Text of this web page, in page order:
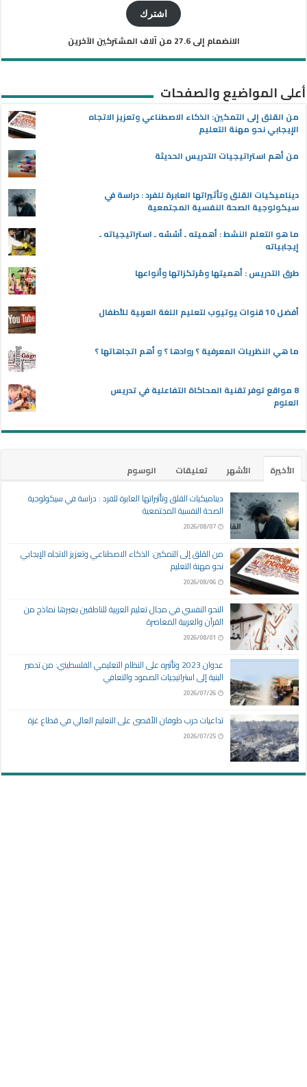
اشترك
الانضمام إلى 27.6 من آلاف المشتركين الآخرين
أعلى المواضيع والصفحات
من القلق إلى التمكين: الذكاء الاصطناعي وتعزيز الاتجاه
الإيجابي نحو مهنة التعليم
من أهم استراتيجيات التدريس الحديثة
ديناميكيات القلق وتأثيراتها العابرة للفرد : دراسة في
سيكولوجية الصحة النفسية المجتمعية
ما هو التعلم النشط : أهميته ـ أسُسُه ـ استراتيجياته ـ
إيجابياته
طرق التدريس : أهميتها ومُرتكزاتها وأنواعها
أفضل 10 قنوات يوتيوب لتعليم اللغة العربية للأطفال
ما هي النظريات المعرفية ؟ روادها ؟ و أهم اتجاهاتها ؟
8 مواقع توفر تقنية المحاكاة التفاعلية في تدريس
العلوم
الأخيرة الأشهر تعليقات
الوسوم
ديناميكيات القلق وتأثيراتها العابرة للفرد : دراسة في سيكولوجية
الصحة النفسية المجتمعية
2026/08/07
من القلق إلى التمكين: الذكاء الاصطناعي وتعزيز الاتجاه الإيجابي
نحو مهنة التعليم
2026/08/06
النحو النفسي في مجال تعليم العربية للناطقين بغيرها نماذج من
القرآن والعربية المعاصرة
2026/08/01
عدوان 2023 وتأثيره على النظام التعليمي الفلسطيني: من تدمير
البنية إلى استراتيجيات الصمود والتعافي
2026/07/26
تداعيات حرب طوفان الأقصى على التعليم العالي في قطاع غزة
2026/07/25